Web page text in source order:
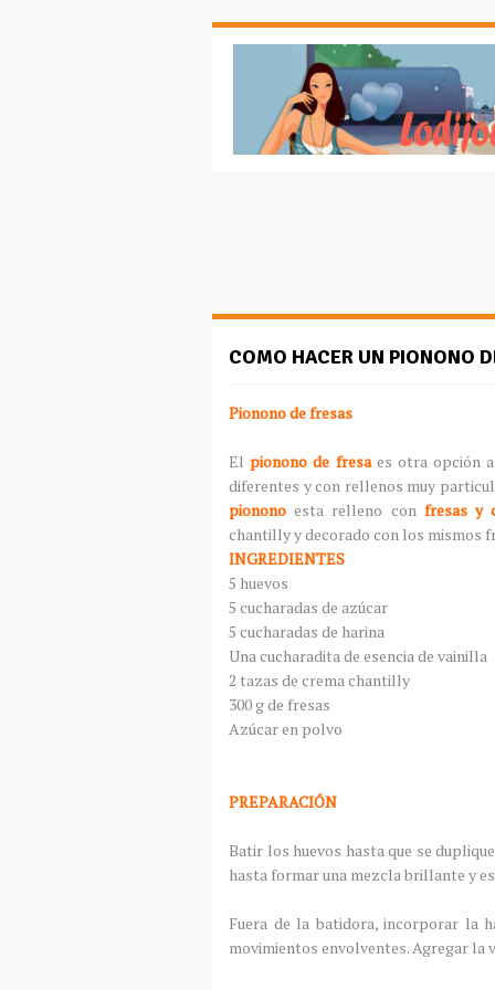
COMO HACER UN PIONONO
Pionono de fresas
El pionono de fresaes otra opción
diferentes y con rellenos muy
pionono esta relleno con fresas y
chantilly y decorado con los mismos
INGREDIENTES
5 huevos
5 cucharadas de azúcar
5 cucharadas de harina
Una cucharadita de esencia de vainilla
2 tazas de crema chantilly
300 g de fresas
Azúcar en polvo
PREPARACIÓN
Batir los huevos hasta que se
hasta formar una mezcla brillante y
Fuera de la batidora, incorporar la
movimientos envolventes. Agregar la